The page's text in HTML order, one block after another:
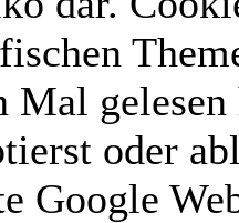
Mal
oder
Google